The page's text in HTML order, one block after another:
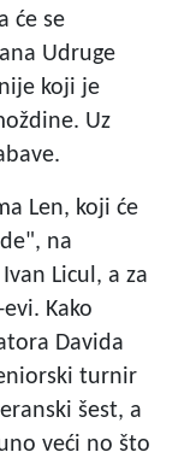
će se
Udruge
koji je
Uz
Len, koji će
na
Licul, a za
Kako
Davida
turnir
šest, a
veći no što